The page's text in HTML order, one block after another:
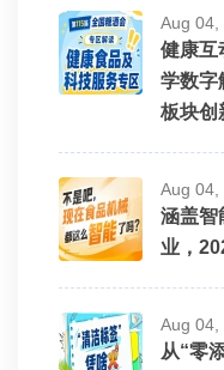
Aug 04,
健康互
学数字
板块创
Aug 04,
涵盖智
业，
Aug 04,
从“零